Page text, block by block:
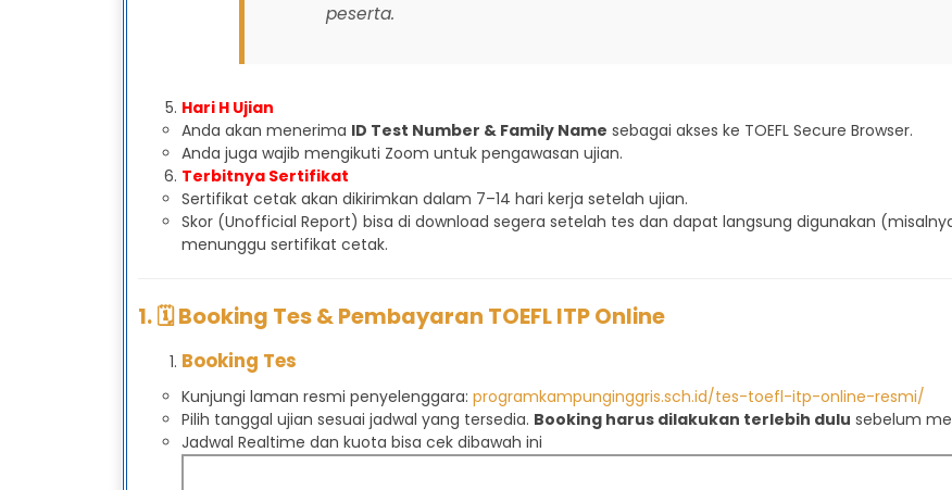
peserta.
Hari H Ujian
Anda akan menerima ID Test Number & Family Name sebagai akses ke TOEFL Secure Browser.
Anda juga wajib mengikuti Zoom untuk pengawasan ujian.
Terbitnya Sertifikat
Sertifikat cetak akan dikirimkan dalam 7–14 hari kerja setelah ujian.
Skor (Unofficial Report) bisa di download segera setelah tes dan dapat langsung digunakan
menunggu sertifikat cetak.
1. 🗓️ Booking Tes & Pembayaran TOEFL ITP Online
Booking Tes
Kunjungi laman resmi penyelenggara: programkampunginggris.sch.id/tes-toefl-itp-online-resmi/
Pilih tanggal ujian sesuai jadwal yang tersedia. Booking harus dilakukan terlebih dulu sebelum
Jadwal Realtime dan kuota bisa cek dibawah ini